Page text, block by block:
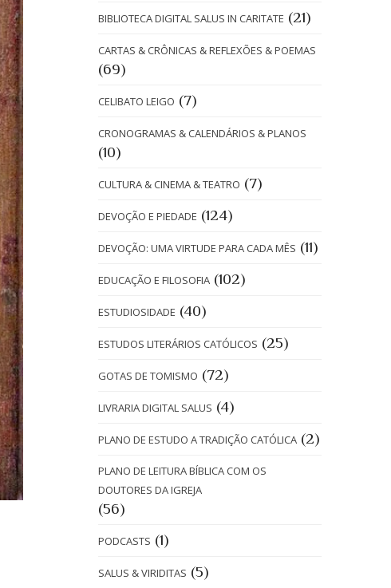
BIBLIOTECA DIGITAL SALUS IN CARITATE (21)
CARTAS & CRÔNICAS & REFLEXÕES & POEMAS
(69)
CELIBATO LEIGO (7)
CRONOGRAMAS & CALENDÁRIOS & PLANOS
(10)
CULTURA & CINEMA & TEATRO (7)
DEVOÇÃO E PIEDADE (124)
DEVOÇÃO: UMA VIRTUDE PARA CADA MÊS (11)
EDUCAÇÃO E FILOSOFIA (102)
ESTUDIOSIDADE (40)
ESTUDOS LITERÁRIOS CATÓLICOS (25)
GOTAS DE TOMISMO (72)
LIVRARIA DIGITAL SALUS (4)
PLANO DE ESTUDO A TRADIÇÃO CATÓLICA (2)
PLANO DE LEITURA BÍBLICA COM OS
DOUTORES DA IGREJA
(56)
PODCASTS (1)
SALUS & VIRIDITAS (5)